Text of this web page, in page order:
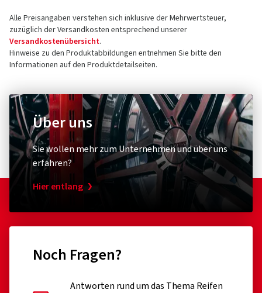
Alle Preisangaben verstehen sich inklusive der Mehrwertsteuer,
zuzüglich der Versandkosten entsprechend unserer
Versandkostenübersicht.
Hinweise zu den Produktabbildungen entnehmen Sie bitte den
Informationen auf den Produktdetailseiten.
Über uns
Sie wollen mehr zum Unternehmen und über uns
erfahren?
Hier entlang
Noch Fragen?
Antworten rund um das Thema Reifen